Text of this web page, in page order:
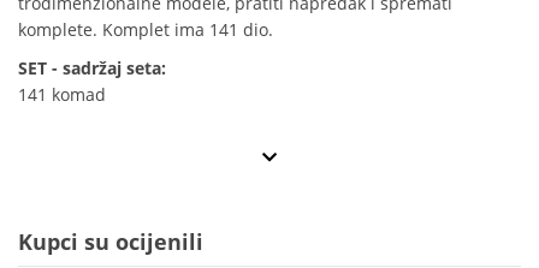
komplete. Komplet ima 141 dio.
SET - sadržaj seta:
141 komad
Kupci su ocijenili